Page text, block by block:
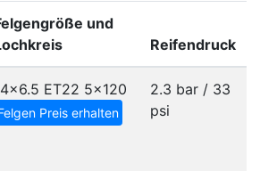
und
Reifendruck
ET22 5x120
Preis erhalten
2.3 bar / 33
psi